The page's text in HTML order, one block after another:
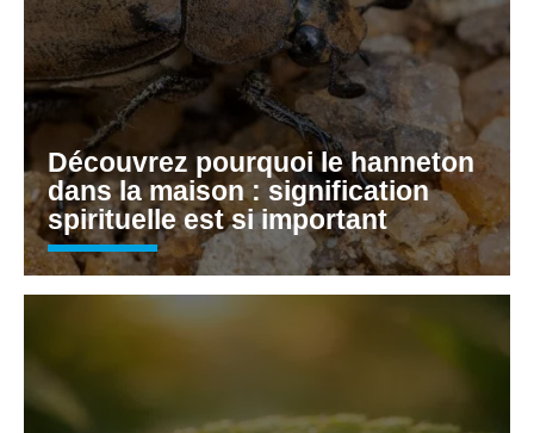
Découvrez pourquoi le hanneton
dans la maison : signification
spirituelle est si important